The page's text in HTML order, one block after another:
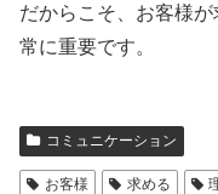
だからこそ、お客様
常に重要です。
コミュニケーション
お客様 求める